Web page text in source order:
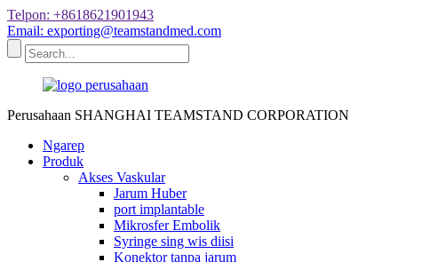
Telpon: +8618621901943
Email: exporting@teamstandmed.com
Perusahaan SHANGHAI TEAMSTAND CORPORATION
Ngarep
Produk
Akses Vaskular
Jarum Huber
port implantable
Mikrosfer Embolik
Syringe sing wis diisi
Konektor tanpa jarum